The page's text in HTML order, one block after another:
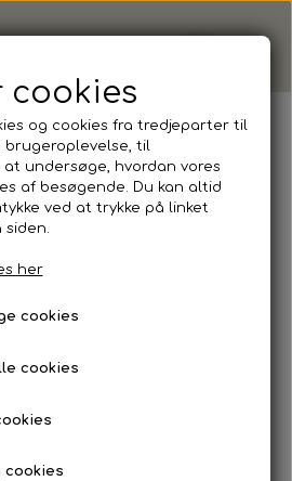
cookies
og cookies fra tredjeparter til
brugeroplevelse, til
undersøge, hvordan vores
af besøgende. Du kan altid
ved at trykke på linket
siden.
her
cookies
cookies
cookies